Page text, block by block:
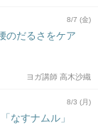
8/7 (金)
のだるさをケア
ヨガ講師 高木沙織
8/3 (月)
なすナムル」